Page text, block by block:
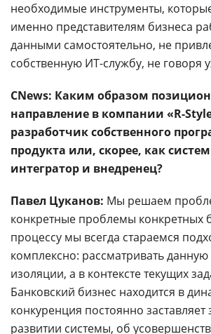
необходимые инструменты,
именно представителям бизнеса
данными самостоятельно, не
собственную ИТ-службу, не говоря
CNews: Каким образом
направление в компании «R-
разработчик собственного
продукта или, скорее, как
интегратор и внедренец?
Павел Цуканов: Мы решаем
конкретные проблемы конкретных
процессу мы всегда стараемся
комплексно: рассматривать
изоляции, а в контексте текущих
Банковский бизнес находится в
конкуренция постоянно заставляет
развитии системы, об